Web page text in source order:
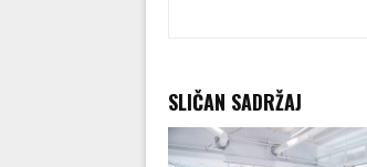
SLIČAN SADRŽAJ